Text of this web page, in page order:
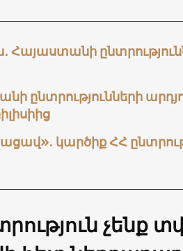
Հայաստանի
ընտրությունների
կարծիք ՀՀ
չենք